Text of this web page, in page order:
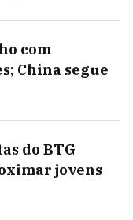
com
China segue
do BTG
jovens